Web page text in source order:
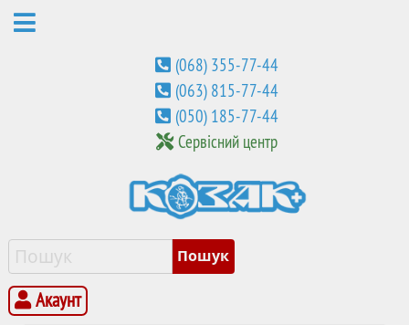
(068) 355-77-44
(063) 815-77-44
(050) 185-77-44
Сервісний центр
Акаунт